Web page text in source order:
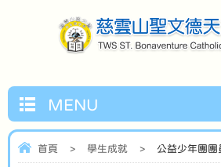
MENU
首頁 > 學生成就 > 公益少年團團